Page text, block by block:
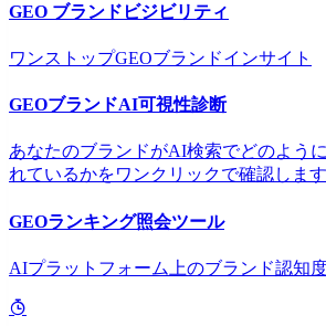
GEO ブランドビジビリティ
ワンストップGEOブランドインサイト
GEOブランドAI可視性診断
あなたのブランドがAI検索でどのよう
れているかをワンクリックで確認します
GEOランキング照会ツール
AIプラットフォーム上のブランド認知